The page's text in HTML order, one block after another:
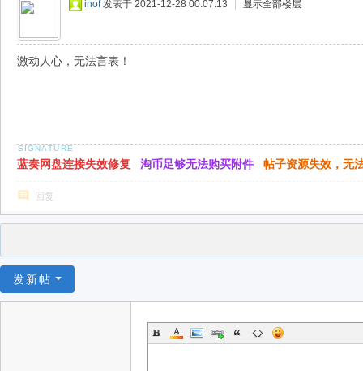
inof 发表于 2021-12-28 00:07:13 显示全部楼层
激动人心，无法言表！
蓝奏网盘连接失效修复 淘币足够无法购买附件 帖子资源失效，无
回复
发新帖